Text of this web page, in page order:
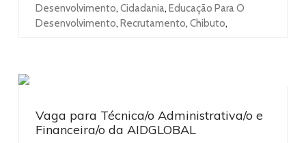
Desenvolvimento, Cidadania, Educação Para O
Desenvolvimento, Recrutamento, Chibuto,
Vaga para Técnica/o Administrativa/o e
Financeira/o da AIDGLOBAL